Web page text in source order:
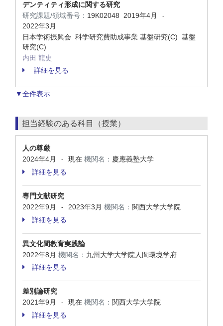
デンティティ形成に関する研究
研究課題/領域番号： 19K02048 2019年4月 -
2022年3月
日本学術振興会 科学研究費助成事業 基盤研究(C) 基盤
研究(C)
内田 龍史
詳細を見る
▼全件表示
担当経験のある科目（授業）
人の尊厳
2024年4月
- 現在 機関名： 慶應義塾大学
詳細を見る
専門文献研究
2022年9月
- 2023年3月 機関名： 関西大学大学院
詳細を見る
異文化間教育実践論
2022年8月 機関名： 九州大学大学院人間環境学府
詳細を見る
差別論研究
2021年9月
- 現在 機関名： 関西大学大学院
詳細を見る